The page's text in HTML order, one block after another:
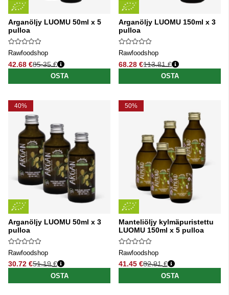
Arganöljy LUOMU 50ml x 5
pulloa
Rawfoodshop
42.68 €
Normaali hinta
85.35 €
OSTA
Arganöljy LUOMU 150ml x 3
pulloa
Rawfoodshop
68.28 €
Normaali hinta
113.81 €
OSTA
40%
Arganöljy LUOMU 50ml x 3
pulloa
Rawfoodshop
30.72 €
Normaali hinta
51.19 €
OSTA
50%
Manteliöljy kylmäpuristettu
LUOMU 150ml x 5 pulloa
Rawfoodshop
41.45 €
Normaali hinta
82.91 €
OSTA